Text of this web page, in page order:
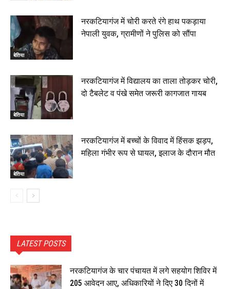
बेतिया
नरकटियागंज में चोरी करते रंगे हाथ पकड़ाया
नेपाली युवक, ग्रामीणों ने पुलिस को सौंपा
बेतिया
नरकटियागंज में विद्यालय का ताला तोड़कर चोरी,
दो टैबलेट व पंखे समेत जरूरी कागजात गायब
बेतिया
नरकटियागंज में बच्चों के विवाद में हिंसक झड़प,
महिला गंभीर रूप से घायल, इलाज के दौरान मौत
LATEST POSTS
नरकटियागंज के चार पंचायत में लगे सहयोग शिविर में
205 आवेदन आए, अधिकारियों ने दिए 30 दिनों में